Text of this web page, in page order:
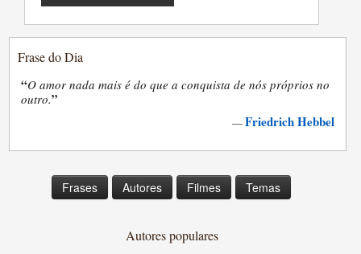
Frase do Dia
“O amor nada mais é do que a conquista de nós próprios no
outro.”
—Friedrich Hebbel
Frases Autores Filmes Temas
Autores populares